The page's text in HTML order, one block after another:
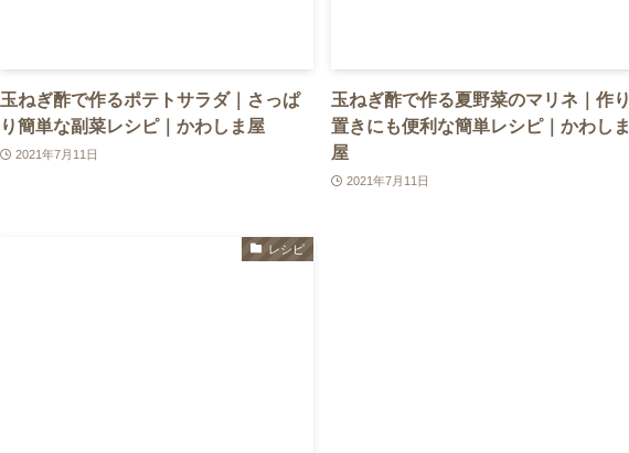
玉ねぎ酢で作るポテトサラダ｜さっぱ
り簡単な副菜レシピ｜かわしま屋
2021年7月11日
玉ねぎ酢で作る夏野菜のマリネ｜作り
置きにも便利な簡単レシピ｜かわしま
屋
2021年7月11日
レシピ